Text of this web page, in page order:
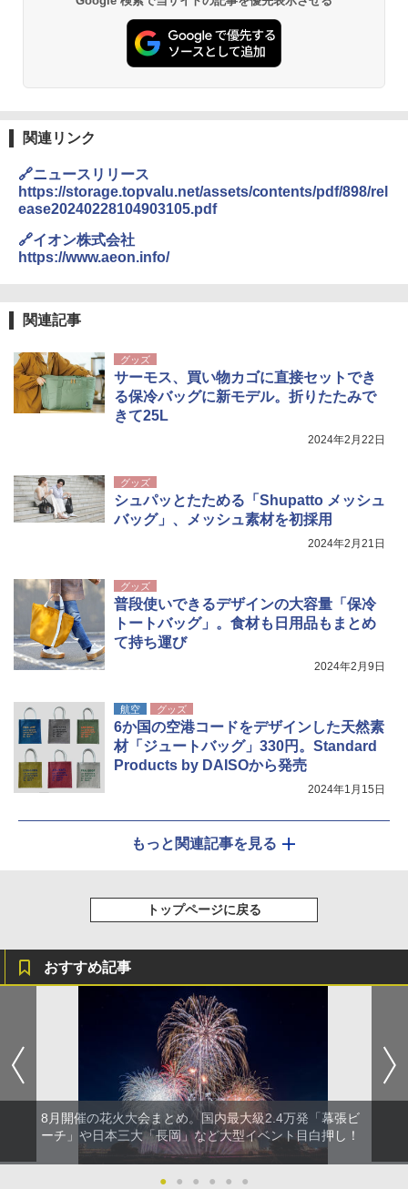
関連リンク
🔗ニュースリリース
https://storage.topvalu.net/assets/contents/pdf/898/rel
ease20240228104903105.pdf
🔗イオン株式会社
https://www.aeon.info/
関連記事
グッズ
サーモス、買い物カゴに直接セットでき
る保冷バッグに新モデル。折りたたみで
きて25L
2024年2月22日
グッズ
シュパッとたためる「Shupatto メッシュ
バッグ」、メッシュ素材を初採用
2024年2月21日
グッズ
普段使いできるデザインの大容量「保冷
トートバッグ」。食材も日用品もまとめ
て持ち運び
2024年2月9日
航空 グッズ
6か国の空港コードをデザインした天然素
材「ジュートバッグ」330円。Standard
Products by DAISOから発売
2024年1月15日
もっと関連記事を見る
トップページに戻る
おすすめ記事
8月開催の花火大会まとめ。国内最大級2.4万発「幕張ビ
ーチ」や日本三大「長岡」など大型イベント目白押し！
● ● ● ● ● ●